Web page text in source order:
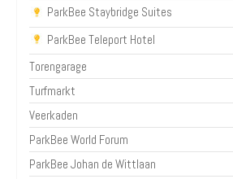
ParkBee Staybridge Suites
ParkBee Teleport Hotel
Torengarage
Turfmarkt
Veerkaden
ParkBee World Forum
ParkBee Johan de Wittlaan